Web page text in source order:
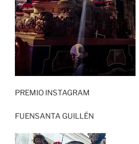
PREMIO INSTAGRAM
FUENSANTA GUILLÉN